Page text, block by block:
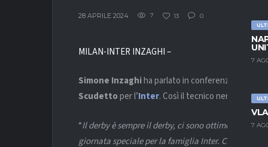
7
7
28 APRILE 2024 7 13 0
MILAN-INTER INZAGHI –
Simone Inzaghiha parlato in conferenza stampa
Scudettoper l’Inter. Così il tecnico nerazzurro:
“Il derby è sempre il derby, ci sono ottime
giornata speciale per la famiglia Inter. Con i